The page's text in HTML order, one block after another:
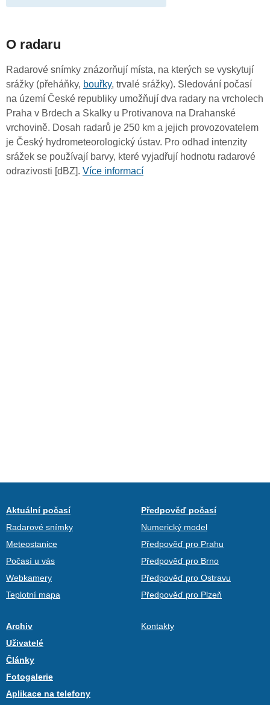
O radaru
Radarové snímky znázorňují místa, na kterých se vyskytují
srážky (přeháňky, bouřky, trvalé srážky). Sledování počasí
na území České republiky umožňují dva radary na vrcholech
Praha v Brdech a Skalky u Protivanova na Drahanské
vrchovině. Dosah radarů je 250 km a jejich provozovatelem
je Český hydrometeorologický ústav. Pro odhad intenzity
srážek se používají barvy, které vyjadřují hodnotu radarové
odrazivosti [dBZ]. Více informací
Aktuální počasí
Radarové snímky
Meteostanice
Počasí u vás
Webkamery
Teplotní mapa
Předpověď počasí
Numerický model
Předpověď pro Prahu
Předpověď pro Brno
Předpověď pro Ostravu
Předpověď pro Plzeň
Archiv
Uživatelé
Články
Fotogalerie
Aplikace na telefony
Kontakty